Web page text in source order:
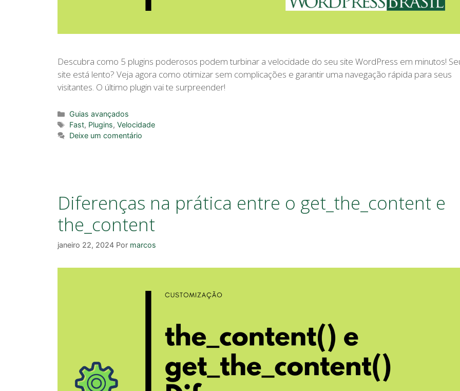
Descubra como 5 plugins poderosos podem turbinar a velocidade do seu site WordPress em minutos!
site está lento? Veja agora como otimizar sem complicações e garantir uma navegação rápida para seus
visitantes. O último plugin vai te surpreender!
Categorias
Guias avançados
Tags
Fast, Plugins,Velocidade
Deixe um comentário
Diferenças na prática entre o get_the_content e
the_content
janeiro 22, 2024 Por marcos